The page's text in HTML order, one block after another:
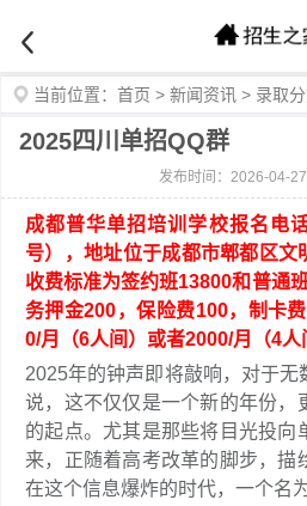
当前位置： 首页 > 新闻资讯 > 录取
2025四川单招QQ群
发布时间：2026-04-27
成都普华单招培训学校报名电
号），地址位于成都市郫都区文
收费标准为签约班13800和普通
务押金200，保险费100，制卡
0/月（6人间）或者2000/月（4人
2025年的钟声即将敲响，对于无
说，这不仅仅是一个新的年份，
的起点。尤其是那些将目光投向
来，正随着高考改革的脚步，描
在这个信息爆炸的时代，一个名